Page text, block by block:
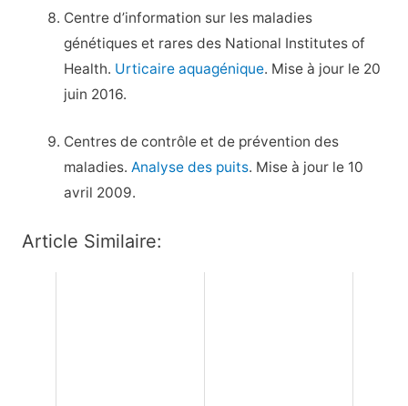
Centre d’information sur les maladies
génétiques et rares des National Institutes of
Health. Urticaire aquagénique. Mise à jour le 20
juin 2016.
Centres de contrôle et de prévention des
maladies.Analyse des puits. Mise à jour le 10
avril 2009.
Article Similaire: